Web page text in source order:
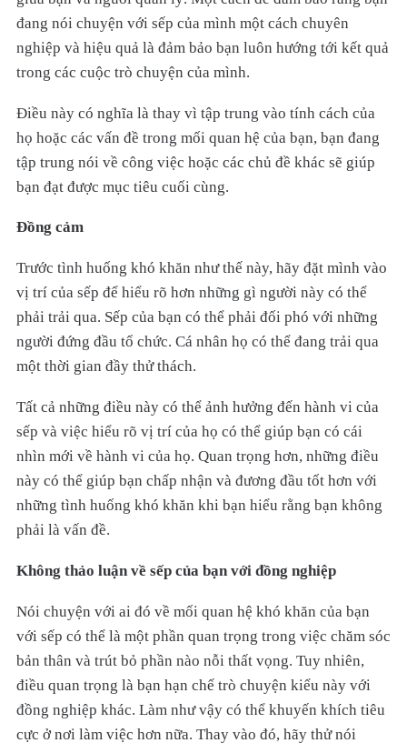
đang nói chuyện với sếp của mình một cách chuyên
nghiệp và hiệu quả là đảm bảo bạn luôn hướng tới kết quả
trong các cuộc trò chuyện của mình.
Điều này có nghĩa là thay vì tập trung vào tính cách của
họ hoặc các vấn đề trong mối quan hệ của bạn, bạn đang
tập trung nói về công việc hoặc các chủ đề khác sẽ giúp
bạn đạt được mục tiêu cuối cùng.
Đồng cảm
Trước tình huống khó khăn như thế này, hãy đặt mình vào
vị trí của sếp để hiểu rõ hơn những gì người này có thể
phải trải qua. Sếp của bạn có thể phải đối phó với những
người đứng đầu tổ chức. Cá nhân họ có thể đang trải qua
một thời gian đầy thử thách.
Tất cả những điều này có thể ảnh hưởng đến hành vi của
sếp và việc hiểu rõ vị trí của họ có thể giúp bạn có cái
nhìn mới về hành vi của họ. Quan trọng hơn, những điều
này có thể giúp bạn chấp nhận và đương đầu tốt hơn với
những tình huống khó khăn khi bạn hiểu rằng bạn không
phải là vấn đề.
Không thảo luận về sếp của bạn với đồng nghiệp
Nói chuyện với ai đó về mối quan hệ khó khăn của bạn
với sếp có thể là một phần quan trọng trong việc chăm sóc
bản thân và trút bỏ phần nào nỗi thất vọng. Tuy nhiên,
điều quan trọng là bạn hạn chế trò chuyện kiểu này với
đồng nghiệp khác. Làm như vậy có thể khuyến khích tiêu
cực ở nơi làm việc hơn nữa. Thay vào đó, hãy thử nói